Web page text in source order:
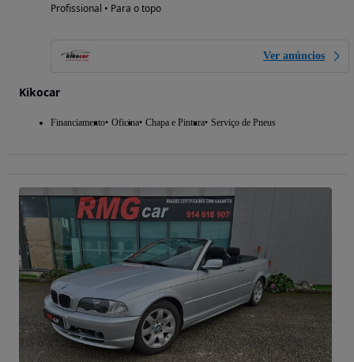
Profissional • Para o topo
Ver anúncios
Kikocar
Financiamento Oficina Chapa e Pintura Serviço de Pneus